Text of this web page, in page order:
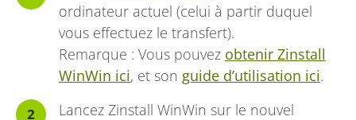
ordinateur actuel (celui à partir duquel
vous effectuez le transfert).
Remarque : Vous pouvez obtenir Zinstall
WinWin ici, et son guide d’utilisation ici.
Lancez Zinstall WinWin sur le nouvel